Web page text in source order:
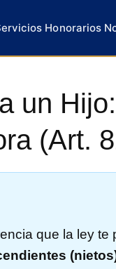
Honorarios
un
(Art.
que la ley te